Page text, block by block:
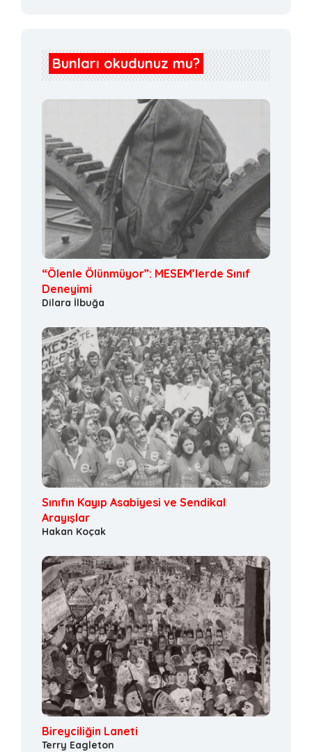
Bunları okudunuz mu?
“Ölenle Ölünmüyor”: MESEM’lerde Sınıf
Deneyimi
Dilara İlbuğa
Sınıfın Kayıp Asabiyesi ve Sendikal
Arayışlar
Hakan Koçak
Bireyciliğin Laneti
Terry Eagleton